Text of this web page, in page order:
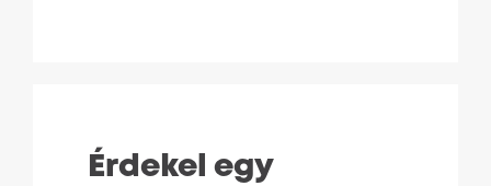
Érdekel egy